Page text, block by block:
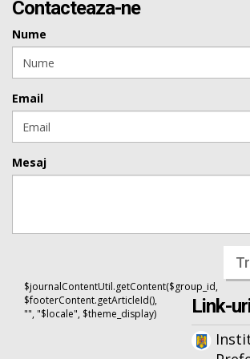
Contacteaza-ne
Nume
Email
Mesaj
$journalContentUtil.getContent($group_id,
$footerContent.getArticleId(),
"", "$locale", $theme_display)
Link-